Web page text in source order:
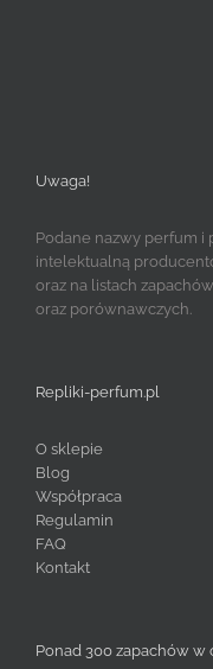
Uwaga!
Podane nazwy perfum i
intelektualną
oraz na listach
oraz porównawczych.
Repliki-perfum.pl
O sklepie
Blog
Współpraca
Regulamin
FAQ
Kontakt
Ponad 300 zapachów w